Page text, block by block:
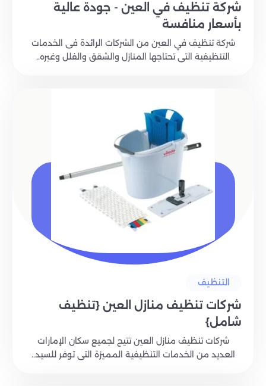
شركة تنظيف في العين - جودة عالية
بأسعار منافسة
شركة تنظيف في العين من الشركات الرائدة فى الخدمات
التنظيفية التى تحتاجها المنازل والشقق والفلل وغيره..
التنظيف
شركات تنظيف منازل العين {تنظيف
شامل}
شركات تنظيف منازل العين تتيح لجميع سكان الإمارات
العديد من الخدمات التنظيفية المميزة التى توفر للسيد..